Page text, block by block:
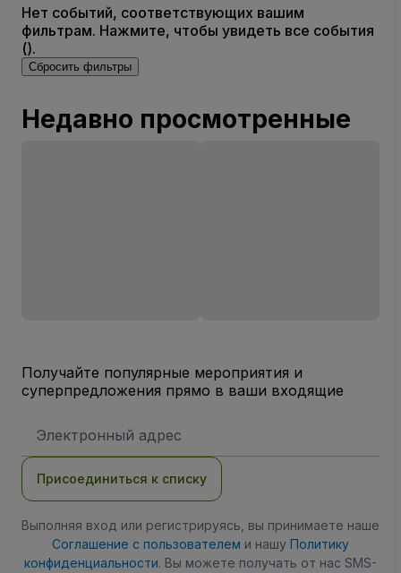
Нет событий, соответствующих вашим
фильтрам. Нажмите, чтобы увидеть все события
().
Сбросить фильтры
Недавно просмотренные
Получайте популярные мероприятия и
суперпредложения прямо в ваши входящие
электронной
Присоединиться к списку
Выполняя вход или регистрируясь, вы принимаете наше
Соглашение с пользователем и нашу Политику
конфиденциальности. Вы можете получать от нас SMS-